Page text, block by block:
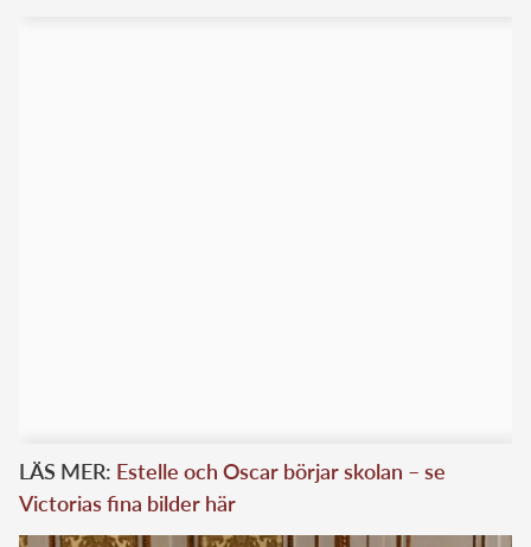
LÄS MER: Estelle och Oscar börjar skolan – se
Victorias fina bilder här